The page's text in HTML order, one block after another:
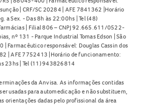
| CRF/SC 20284 | AFE 7841362 |Horário
a Sex. - Das 8h às 22:00hs | Tel (48)
| Filial 806 – CNPJ 92.665.611/0522-
nº 131 - Parque Industrial Tomas Edson | São
| Farmacêutico responsável: Douglas Cassin dos
| AFE 7752413 |Horário de funcionamento:
23hs | Tel (11) 943826814
da Anvisa. As informações contidas
usadas para automedicação e não substituem,
orientações dadas pelo profissional da área